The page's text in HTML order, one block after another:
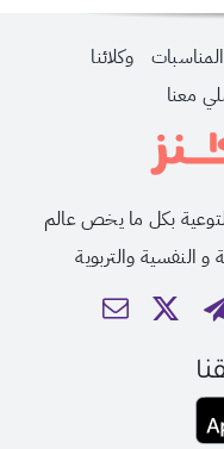
المناسبات
وكلائنا
معنا
بكل ما يخص عالم
النفسية والتربوية